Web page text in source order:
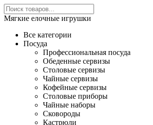
Мягкие елочные игрушки
Все категории
Посуда
Профессиональная посуда
Обеденные сервизы
Столовые сервизы
Чайные сервизы
Кофейные сервизы
Столовые приборы
Чайные наборы
Сковороды
Кастрюли